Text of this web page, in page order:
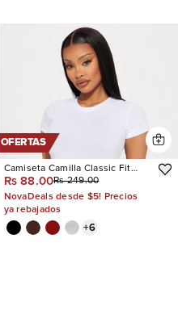
OFERTAS
Camiseta Camilla Classic Fit
Crew Neck
Rs 88.00Rs 249.00
NovaDeals desde $5! Precios
ya rebajados
+6